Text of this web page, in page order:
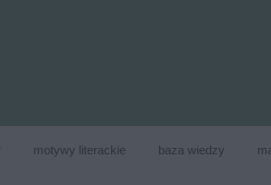
motywy literackie baza wiedzy